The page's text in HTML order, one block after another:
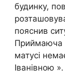
будинку,
пояснив
Приймаюча
матусі
Іванівною